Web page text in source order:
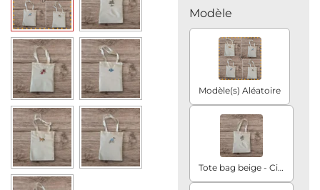
Modèle
Modèle(s) Aléatoire
Tote bag beige - Citronnier